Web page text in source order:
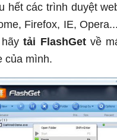
hết các trình duyệt
Firefox, IE, Opera...
tải FlashGetvề
của mình.